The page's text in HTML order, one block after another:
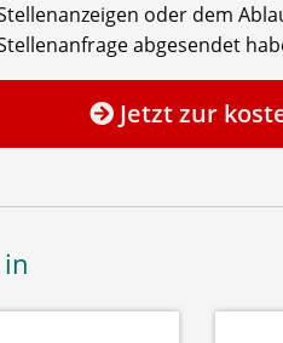
oder dem
abgesendet
Jetzt zur